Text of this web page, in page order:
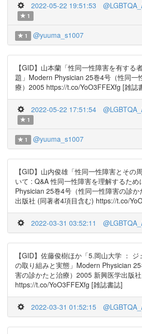
2022-05-22 19:51:53
1
1 @yuuma_s1007
【GID】山本蘭「性同一性障害を有する
題」Modern Physician 25巻4号（性同一
療）2005 https://t.co/YoO3FFEXfg [雑誌
2022-05-22 17:51:54
1
1 @yuuma_s1007
【GID】山内俊雄「性同一性障害とその
いて : Q&A 性同一性障害を理解するため
Physician 25巻4号（性同一性障害の診
出版社 (同著者4項目含む) https://t.co/
2022-03-31 03:52:11
【GID】佐藤俊樹ほか「5.岡山大学 ：
の取り組みと実態」Modern Physician
害の診かたと治療）2005 新興医学出版社
https://t.co/YoO3FFEXfg [雑誌書誌]
2022-03-31 01:52:15